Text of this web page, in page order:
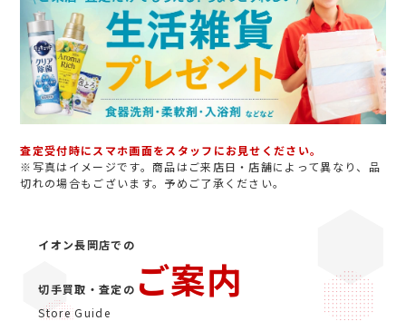
査定受付時にスマホ画面をスタッフにお見せください。
※写真はイメージです。商品はご来店日・店舗によって異なり、品
切れの場合もございます。予めご了承ください。
イオン長岡店での
切手買取・査定の ご案内
Store Guide